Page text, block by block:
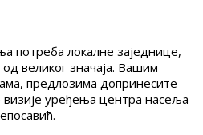
потреба локалне заједнице,
великог значаја. Вашим
предлозима допринесите
уређења центра насеља